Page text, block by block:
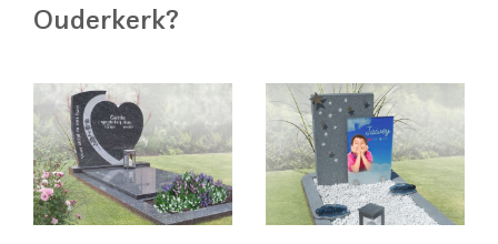
Ouderkerk?